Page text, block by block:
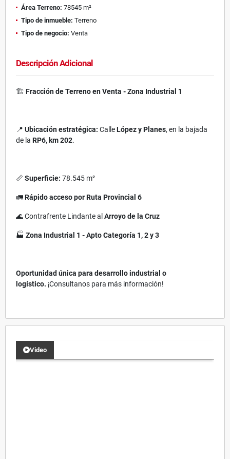
Área Terreno: 78545 m²
Tipo de inmueble: Terreno
Tipo de negocio: Venta
Descripción Adicional
🏗️ Fracción de Terreno en Venta - Zona Industrial 1
📍 Ubicación estratégica: CalleLópez y Planes, en la bajada
de la RP6, km 202.
📏 Superficie: 78.545 m²
🚛Rápido acceso por Ruta Provincial 6
🌊 Contrafrente Lindante al Arroyo de la Cruz
🏭 Zona Industrial 1 - Apto Categoría 1, 2 y 3
Oportunidad única para desarrollo industrial o
logístico. ¡Consultanos para más información!
Video